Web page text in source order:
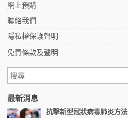
網上預購
聯絡我們
隱私權保護聲明
免責條款及聲明
最新消息
抗擊新型冠狀病毒肺炎方法